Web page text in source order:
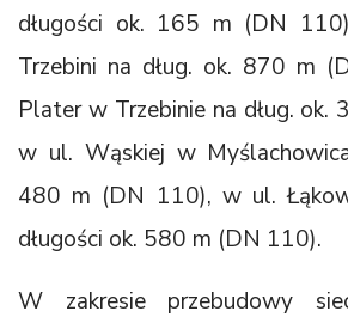
długości ok. 165 m (DN
Trzebini na dług. ok. 870 m
Plater w Trzebinie na dług.
w ul. Wąskiej w
480 m (DN 110), w ul.
długości ok. 580 m (DN 110).
W zakresie przebudowy